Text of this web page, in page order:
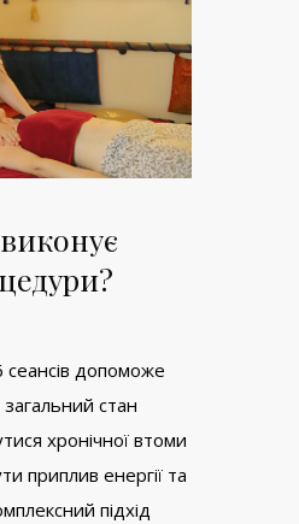
сеансів допоможе
стан
хронічної втоми
приплив енергії та
підхід